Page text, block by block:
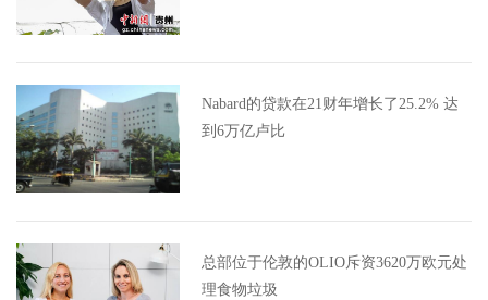
Nabard的贷款在21财年增长了25.2% 达
到6万亿卢比
总部位于伦敦的OLIO斥资3620万欧元处
理食物垃圾